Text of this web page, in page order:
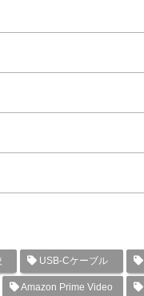
USB-Cケーブル
Amazon Prime Video